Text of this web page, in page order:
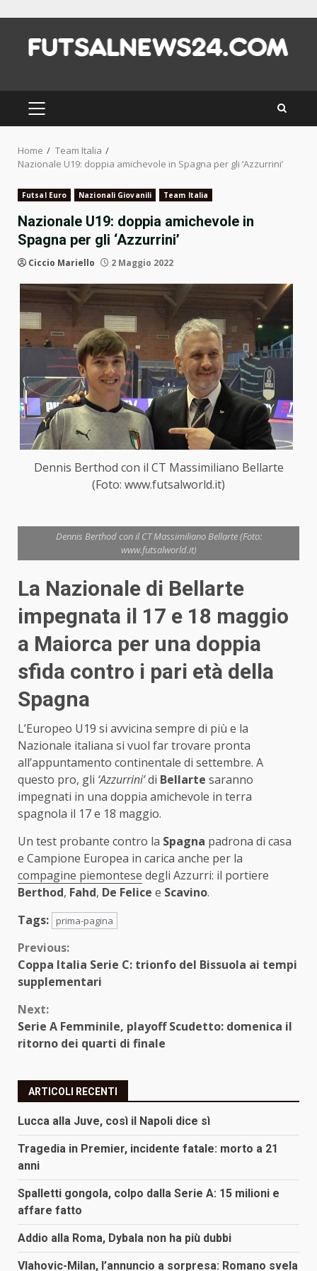
content
PRIMARY
MENU
Home
Team Italia
Nazionale U19: doppia amichevole in Spagna per gli ‘Azzurrini’
Futsal Euro Nazionali Giovanili Team Italia
Nazionale U19: doppia amichevole in
Spagna per gli ‘Azzurrini’
Ciccio Mariello 2 Maggio 2022
Dennis Berthod con il CT Massimiliano Bellarte
(Foto: www.futsalworld.it)
Dennis Berthod con il CT Massimiliano Bellarte (Foto:
www.futsalworld.it)
La Nazionale di Bellarte
impegnata il 17 e 18 maggio
a Maiorca per una doppia
sfida contro i pari età della
Spagna
L’Europeo U19 si avvicina sempre di più e la
Nazionale italiana si vuol far trovare pronta
all’appuntamento continentale di settembre. A
questo pro, gli ‘Azzurrini’di Bellarte saranno
impegnati in una doppia amichevole in terra
spagnola il 17 e 18 maggio.
Un test probante contro la Spagna padrona di casa
e Campione Europea in carica anche per la
compagine piemontese degli Azzurri: il portiere
Berthod, Fahd, De Felice e Scavino.
Tags:
prima-pagina
Continue
Reading
Previous:
Coppa Italia Serie C: trionfo del Bissuola ai tempi
supplementari
Next:
Serie A Femminile, playoff Scudetto: domenica il
ritorno dei quarti di finale
ARTICOLI RECENTI
Lucca alla Juve, così il Napoli dice sì
Tragedia in Premier, incidente fatale: morto a 21
anni
Spalletti gongola, colpo dalla Serie A: 15 milioni e
affare fatto
Addio alla Roma, Dybala non ha più dubbi
Vlahovic-Milan, l’annuncio a sorpresa: Romano svela